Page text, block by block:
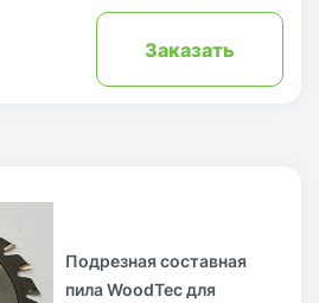
Заказать
Подрезная составная
пила WoodTec для